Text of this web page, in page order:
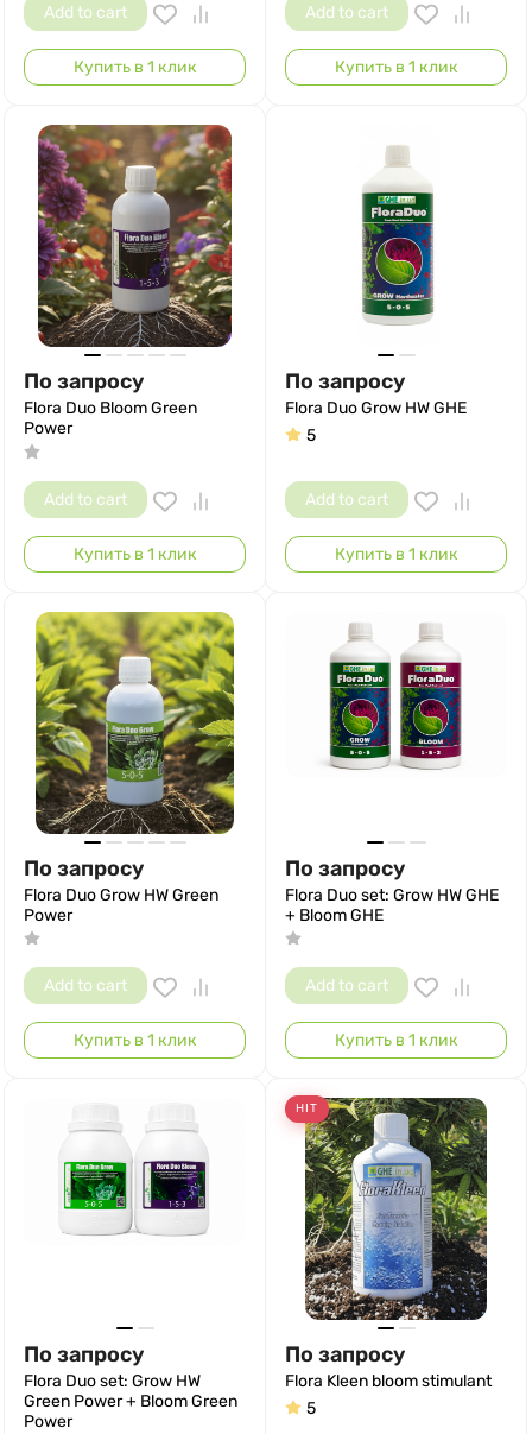
Add to cart
Купить в 1 клик
Add to cart
Купить в 1 клик
По запросу
Flora Duo Bloom Green
Power
Add to cart
Купить в 1 клик
По запросу
Flora Duo Grow HW GHE
5
Add to cart
Купить в 1 клик
По запросу
Flora Duo Grow HW Green
Power
Add to cart
Купить в 1 клик
По запросу
Flora Duo set: Grow HW GHE
+ Bloom GHE
Add to cart
Купить в 1 клик
По запросу
Flora Duo set: Grow HW
Green Power + Bloom Green
Power
HIT
По запросу
Flora Kleen bloom stimulant
5